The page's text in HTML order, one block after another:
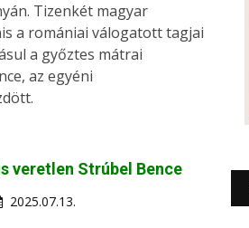
Tizenkét magyar
a romániai válogatott tagjai
a győztes mátrai
az egyéni
veretlen Strúbel Bence
2025.07.13.